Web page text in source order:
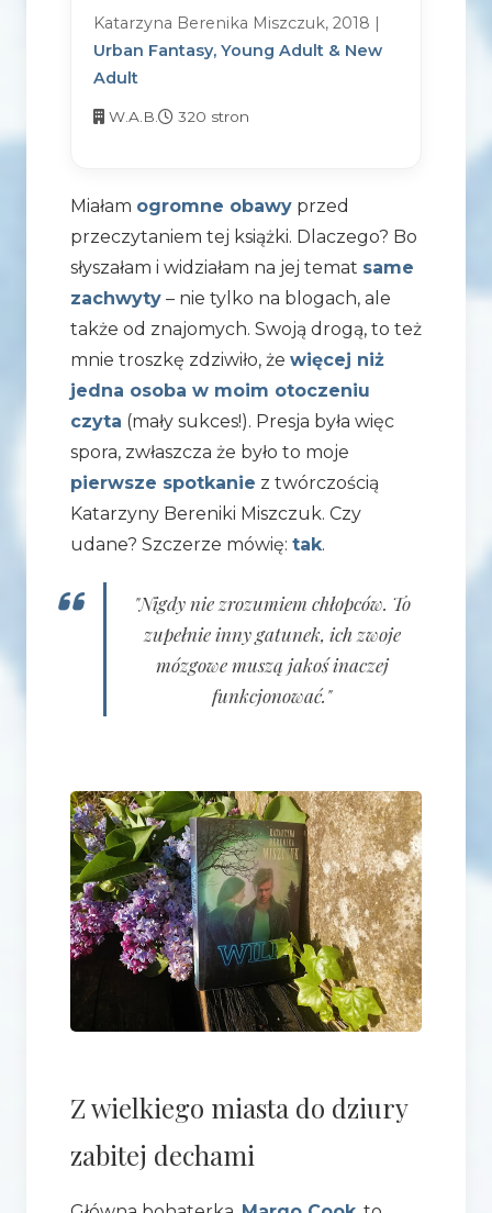
Katarzyna Berenika Miszczuk, 2018 |
Urban Fantasy, Young Adult & New
Adult
W.A.B. 320 stron
Miałam ogromne obawyprzed
przeczytaniem tej książki. Dlaczego? Bo
słyszałam i widziałam na jej temat same
zachwyty– nie tylko na blogach, ale
także od znajomych. Swoją drogą, to też
mnie troszkę zdziwiło, że więcej niż
jedna osoba w moim otoczeniu
czyta (mały sukces!). Presja była więc
spora, zwłaszcza że było to moje
pierwsze spotkanie z twórczością
Katarzyny Bereniki Miszczuk. Czy
udane? Szczerze mówię: tak.
"Nigdy nie zrozumiem chłopców. To
zupełnie inny gatunek, ich zwoje
mózgowe muszą jakoś inaczej
funkcjonować."
Z wielkiego miasta do dziury
zabitej dechami